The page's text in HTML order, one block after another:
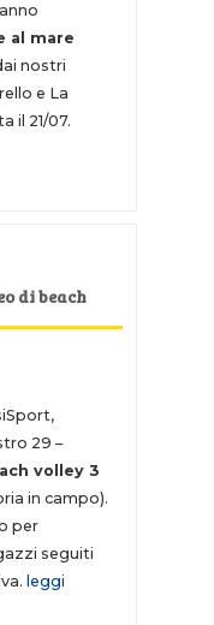
al mare
nostri
e La
il 21/07.
di beach
29 –
volley 3
in campo).
per
seguiti
leggi